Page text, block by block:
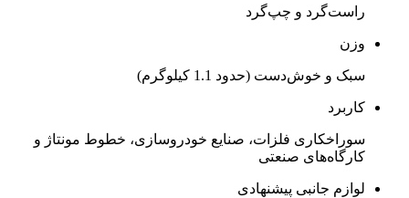
راست‌گرد و چپ‌گرد
وزن
سبک و خوش‌دست (حدود 1.1 کیلوگرم)
کاربرد
سوراخکاری فلزات، صنایع خودروسازی، خطوط مونتاژ و
کارگاه‌های صنعتی
لوازم جانبی پیشنهادی